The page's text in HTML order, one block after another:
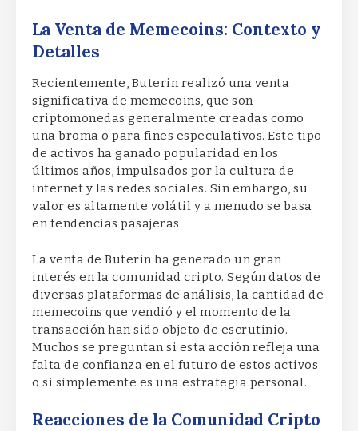
La Venta de Memecoins: Contexto y
Detalles
Recientemente, Buterin realizó una venta
significativa de memecoins, que son
criptomonedas generalmente creadas como
una broma o para fines especulativos. Este tipo
de activos ha ganado popularidad en los
últimos años, impulsados por la cultura de
internet y las redes sociales. Sin embargo, su
valor es altamente volátil y a menudo se basa
en tendencias pasajeras.
La venta de Buterin ha generado un gran
interés en la comunidad cripto. Según datos de
diversas plataformas de análisis, la cantidad de
memecoins que vendió y el momento de la
transacción han sido objeto de escrutinio.
Muchos se preguntan si esta acción refleja una
falta de confianza en el futuro de estos activos
o si simplemente es una estrategia personal.
Reacciones de la Comunidad Cripto